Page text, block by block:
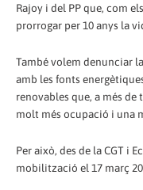
Rajoy i del PP que, com
prorrogar per 10 anys la
També volem denunciar
amb les fonts
renovables que, a més
molt més ocupació i una
Per això, des de la CGT i
mobilització el 17 març